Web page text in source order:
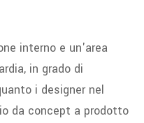
interno e un'area
in grado di
i designer nel
da concept a prodotto